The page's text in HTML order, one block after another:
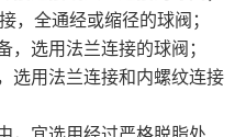
，全通经或缩径的球阀；
，选用法兰连接的球阀；
选用法兰连接和内螺纹连接